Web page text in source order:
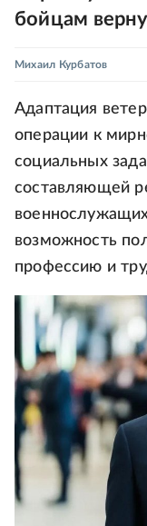
бойцам
Михаил Курбатов
Адаптация
операции к
социальных
составляющей
возможность
профессию и